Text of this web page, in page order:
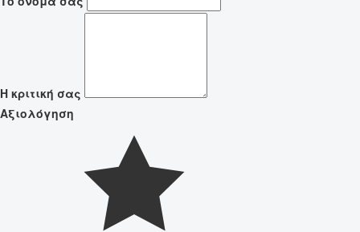
Η κριτική σας
Αξιολόγηση